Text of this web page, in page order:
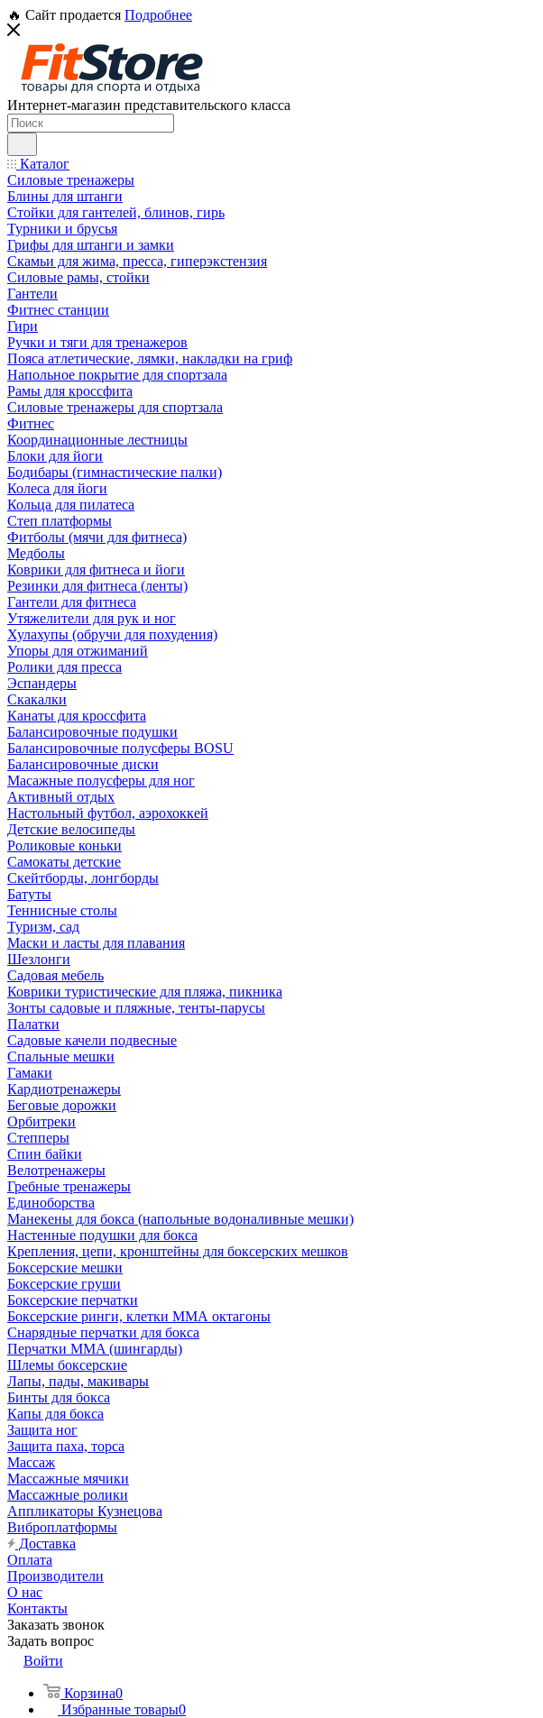
🔥 Сайт продается Подробнее
Интернет-магазин представительского класса
Каталог
Силовые тренажеры
Блины для штанги
Стойки для гантелей, блинов, гирь
Турники и брусья
Грифы для штанги и замки
Скамьи для жима, пресса, гиперэкстензия
Силовые рамы, стойки
Гантели
Фитнес станции
Гири
Ручки и тяги для тренажеров
Пояса атлетические, лямки, накладки на гриф
Напольное покрытие для спортзала
Рамы для кроссфита
Силовые тренажеры для спортзала
Фитнес
Координационные лестницы
Блоки для йоги
Бодибары (гимнастические палки)
Колеса для йоги
Кольца для пилатеса
Степ платформы
Фитболы (мячи для фитнеса)
Медболы
Коврики для фитнеса и йоги
Резинки для фитнеса (ленты)
Гантели для фитнеса
Утяжелители для рук и ног
Хулахупы (обручи для похудения)
Упоры для отжиманий
Ролики для пресса
Эспандеры
Скакалки
Канаты для кроссфита
Балансировочные подушки
Балансировочные полусферы BOSU
Балансировочные диски
Масажные полусферы для ног
Активный отдых
Настольный футбол, аэрохоккей
Детские велосипеды
Роликовые коньки
Самокаты детские
Скейтборды, лонгборды
Батуты
Теннисные столы
Туризм, сад
Маски и ласты для плавания
Шезлонги
Садовая мебель
Коврики туристические для пляжа, пикника
Зонты садовые и пляжные, тенты-парусы
Палатки
Садовые качели подвесные
Спальные мешки
Гамаки
Кардиотренажеры
Беговые дорожки
Орбитреки
Степперы
Спин байки
Велотренажеры
Гребные тренажеры
Единоборства
Манекены для бокса (напольные водоналивные мешки)
Настенные подушки для бокса
Крепления, цепи, кронштейны для боксерских мешков
Боксерские мешки
Боксерские груши
Боксерские перчатки
Боксерские ринги, клетки ММА октагоны
Снарядные перчатки для бокса
Перчатки MMA (шингарды)
Шлемы боксерские
Лапы, пады, макивары
Бинты для бокса
Капы для бокса
Защита ног
Защита паха, торса
Массаж
Массажные мячики
Массажные ролики
Аппликаторы Кузнецова
Виброплатформы
Доставка
Оплата
Производители
О нас
Контакты
Заказать звонок
Задать вопрос
Войти
Корзина0
Избранные товары0